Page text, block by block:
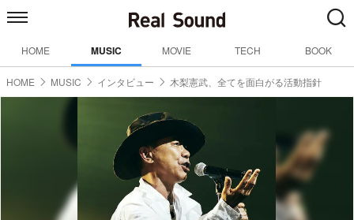
HOME MUSIC MOVIE TECH BOOK
HOME MUSIC インタビュー 木梨憲武、全てを面白がる活動指針